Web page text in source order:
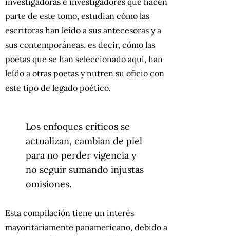
parte de este tomo, estudian cómo las
escritoras han leído a sus antecesoras y a
sus contemporáneas, es decir, cómo las
poetas que se han seleccionado aquí, han
leído a otras poetas y nutren su oficio con
este tipo de legado poético.
Los enfoques críticos se
actualizan, cambian de piel
para no perder vigencia y
no seguir sumando injustas
omisiones.
Esta compilación tiene un interés
mayoritariamente panamericano, debido a